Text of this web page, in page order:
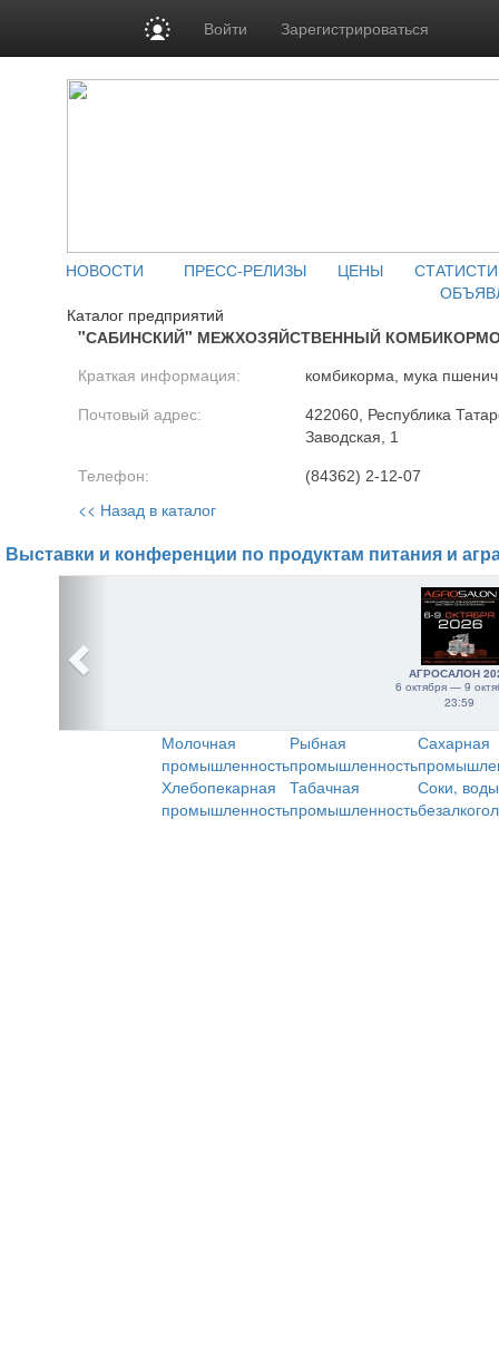
Войти Зарегистрироваться
НОВОСТИ ПРЕСС-РЕЛИЗЫ ЦЕНЫ
Каталог предприятий
"САБИНСКИЙ" МЕЖХОЗЯЙСТВЕННЫЙ
Краткая информация: комбикорма, мука
Почтовый адрес:
422060, Республика
Заводская, 1
Телефон: (84362) 2-12-07
<< Назад в каталог
Выставки и конференции по продуктам питания и
АГРОСАЛОН
6 октября — 9
23:59
Молочная
промышленность
Рыбная
промышленность
Сахарная
Хлебопекарная
промышленность
Табачная
промышленность
Соки,